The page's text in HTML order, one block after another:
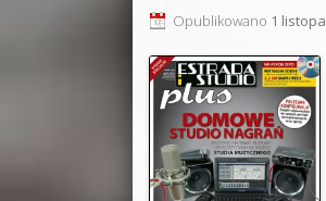
Opublikowano 1